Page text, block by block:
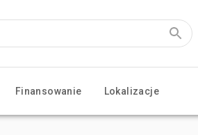
Finansowanie Lokalizacje